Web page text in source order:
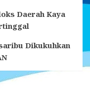
Daerah Kaya
Dikukuhkan